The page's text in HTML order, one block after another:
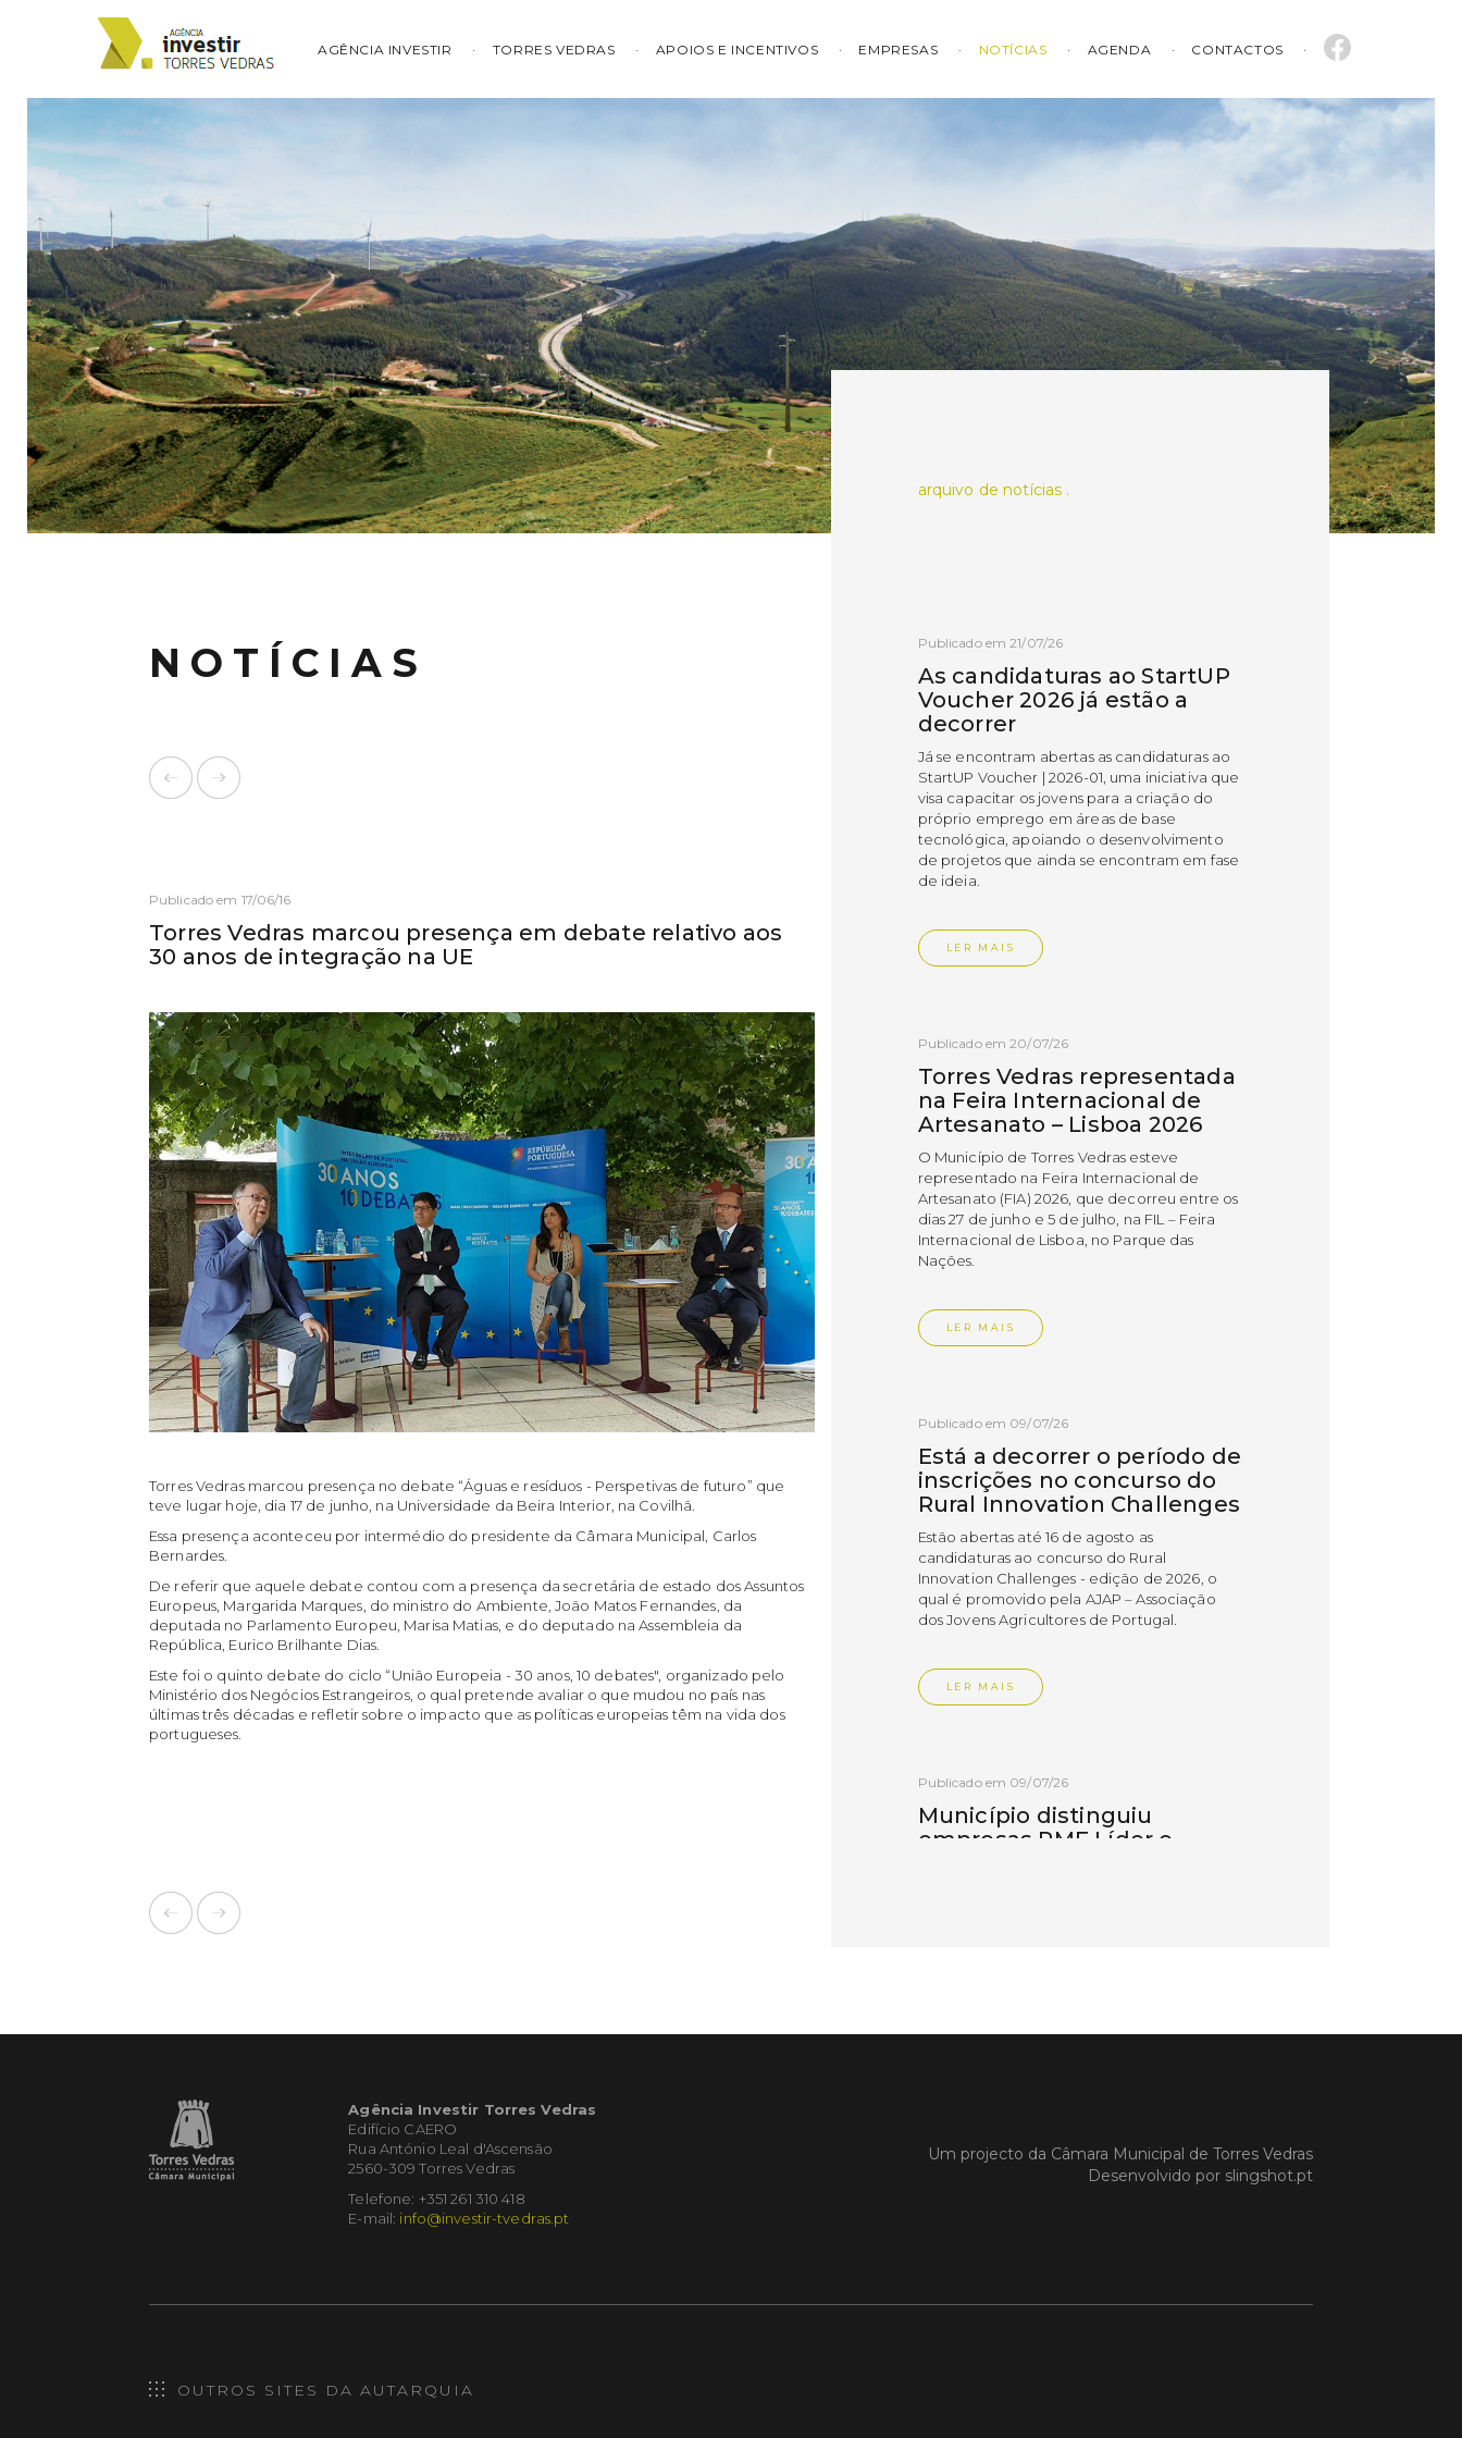
AGÊNCIA INVESTIR TORRES VEDRAS APOIOS E INCENTIVOS EMPRESAS NOTÍCIAS AGENDA CONTACTOS
NOTÍCIAS
Publicado em 17/06/16
Torres Vedras marcou presença em debate relativo aos
30 anos de integração na UE
Torres Vedras marcou presença no debate “Águas e resíduos - Perspetivas de futuro” que
teve lugar hoje, dia 17 de junho, na Universidade da Beira Interior, na Covilhã.
Essa presença aconteceu por intermédio do presidente da Câmara Municipal, Carlos
Bernardes.
De referir que aquele debate contou com a presença da secretária de estado dos Assuntos
Europeus, Margarida Marques, do ministro do Ambiente, João Matos Fernandes, da
deputada no Parlamento Europeu, Marisa Matias, e do deputado na Assembleia da
República, Eurico Brilhante Dias.
Este foi o quinto debate do ciclo “União Europeia - 30 anos, 10 debates", organizado pelo
Ministério dos Negócios Estrangeiros, o qual pretende avaliar o que mudou no país nas
últimas três décadas e refletir sobre o impacto que as políticas europeias têm na vida dos
portugueses.
arquivo de notícias .
Publicado em 21/07/26
As candidaturas ao StartUP
Voucher 2026 já estão a
decorrer
Já se encontram abertas as candidaturas ao
StartUP Voucher | 2026-01, uma iniciativa que
visa capacitar os jovens para a criação do
próprio emprego em áreas de base
tecnológica, apoiando o desenvolvimento
de projetos que ainda se encontram em fase
de ideia.
LER MAIS
Publicado em 20/07/26
Torres Vedras representada
na Feira Internacional de
Artesanato – Lisboa 2026
O Município de Torres Vedras esteve
representado na Feira Internacional de
Artesanato (FIA) 2026, que decorreu entre os
dias 27 de junho e 5 de julho, na FIL – Feira
Internacional de Lisboa, no Parque das
Nações.
LER MAIS
Publicado em 09/07/26
Está a decorrer o período de
inscrições no concurso do
Rural Innovation Challenges
Estão abertas até 16 de agosto as
candidaturas ao concurso do Rural
Innovation Challenges - edição de 2026, o
qual é promovido pela AJAP – Associação
dos Jovens Agricultores de Portugal.
LER MAIS
Publicado em 09/07/26
Município distinguiu
empresas PME Líder e
de investimento de Oeiras
Agência Investir Torres Vedras
Edifício CAERO
Rua António Leal d'Ascensão
2560-309 Torres Vedras
Telefone: +351 261 310 418
E-mail: info@investir-tvedras.pt
Um projecto da Câmara Municipal de Torres Vedras
Desenvolvido por slingshot.pt
OUTROS SITES DA AUTARQUIA